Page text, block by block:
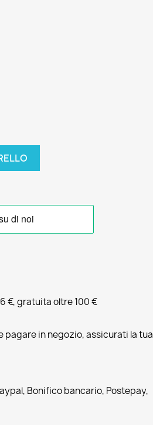
€, gratuita oltre 100 €
pagare in negozio, assicurati la tua
Bonifico bancario, Postepay,